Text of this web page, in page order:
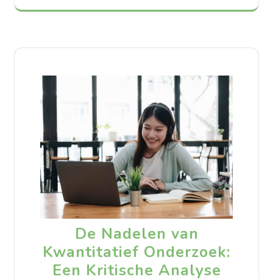
De Nadelen van
Kwantitatief Onderzoek:
Een Kritische Analyse